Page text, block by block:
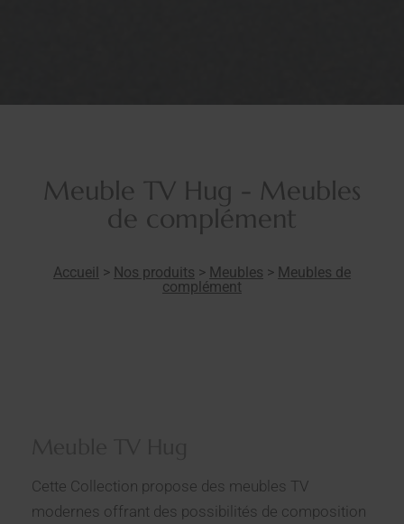
Meuble TV Hug - Meubles
de complément
Accueil > Nos produits > Meubles > Meubles de
complément
Cette Collection propose des meubles TV
modernes offrant des possibilités de composition